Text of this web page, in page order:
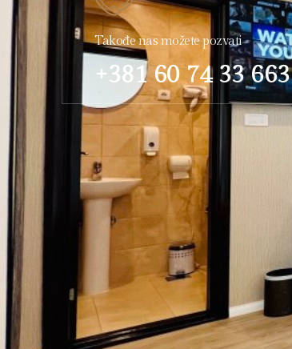
Takođe nas možete pozvati
+381 60 74 33 663